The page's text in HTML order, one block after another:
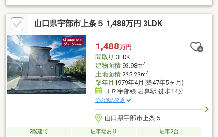
スイエティ」へ＊山口県の物件は地元に詳しい当社にお任せ下さ
い。＊住宅ローンも当社にお任せください。＊頭金０円からでも
OK！住宅ローンが不安！月々の返済を抑えたい！＊資金計画のお
悩みもお気軽にご相談ください。☆まずはその目で現地をご覧く
ださい！083-902-6551 info@sumu-terrace.comYouTube「住む
テラスチャンネル」にて情報発信中！
山口県宇部市上条５ 1,488万円 3LDK
1,488万円
間取り 3LDK
建物面積93.98m2
土地面積225.23m2
築年月 1979年4月(築47年5ヶ月)
ＪＲ宇部線 岩鼻駅 徒歩14分
その他の交通
山口県宇部市上条５
2階建て 駐車場あり
駐車2台